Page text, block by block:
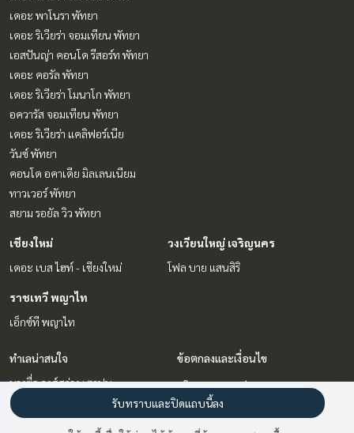
เดอะ พาโนรา พัทยา
เดอะ ริเวียร่า จอมเทียน พัทยา
เอสปันญ่า คอนโด รีสอร์ท พัทยา
เดอะ คอรัล พัทยา
เดอะ ริเวียร่า โมนาโก พัทยา
อควารัส จอมเทียน พัทยา
เดอะ ริเวียร่า แคลิฟอร์เนีย
วันซ์ พัทยา
คอนโด อคาเดีย มิลเลนเนียม
ทาวเวอร์ พัทยา
สยาม รอยัล วิว พัทยา
เชียงใหม่
เดอะ เบส ไฮท์ - เชียงใหม่
วงเวียนใหญ่ เจริญนคร
โฟล บาย แสนสิริ
ราชเทวี พญาไท
เอ็กซ์ที พญาไท
ทำเลน่าสนใจ
บางซื่อ วงศ์สว่าง เตาปูน
เชียงใหม่
ราชเทวี พญาไท
ข้อตกลงและเงื่อนไข
นโยบายความเป็นส่วนตัว
เกี่ยวกับเรา
รับทราบและปิดแถบนี้ลง